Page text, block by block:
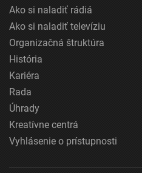
Ako si naladiť rádiá
Ako si naladiť televíziu
Organizačná štruktúra
História
Kariéra
Rada
Úhrady
Kreatívne centrá
Vyhlásenie o prístupnosti